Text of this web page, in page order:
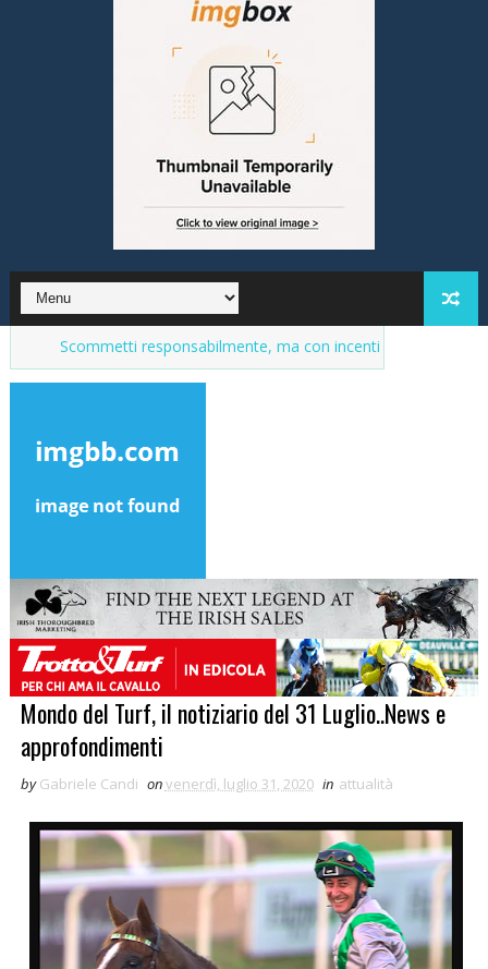
responsabilmente, ma con incentivi Market del
Mondo del Turf, il notiziario del 31 Luglio..News e
approfondimenti
by Gabriele Candi onvenerdì, luglio 31, 2020 in attualità